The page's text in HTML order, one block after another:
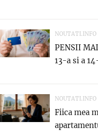
NOUTATI.INFO
PENSII
13-a si a
NOUTATI.INFO
Fiica mea